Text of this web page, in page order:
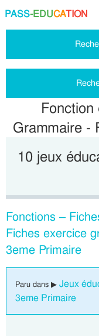
PASS-EDUCATION
Grammaire -
10 jeux
Fonctions –
Fiches exercice
3eme Primaire
Paru dans ▶ Jeux
3eme Primaire